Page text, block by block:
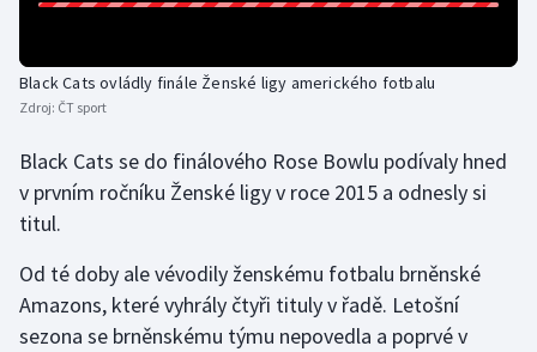
Jezdectví
Krasobruslení
Lyže a snowboard
Black Cats ovládly finále Ženské ligy amerického fotbalu
Zdroj: ČT sport
Black Cats se do finálového Rose Bowlu podívaly hned
v prvním ročníku Ženské ligy v roce 2015 a odnesly si
titul.
Od té doby ale vévodily ženskému fotbalu brněnské
Amazons, které vyhrály čtyři tituly v řadě. Letošní
sezona se brněnskému týmu nepovedla a poprvé v